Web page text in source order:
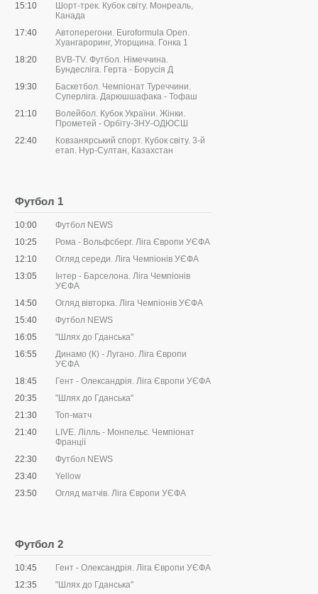
15:10
Шорт-трек. Кубок світу. Монреаль,
Канада
17:40
Автоперегони. Euroformula Open.
Хуангароринг, Угорщина. Гонка 1
18:20
BVB-TV. Футбол. Німеччина.
Бундесліга. Герта - Борусія Д
19:30
Баскетбол. Чемпіонат Туреччини.
Суперліга. Дарюшшафака - Тофаш
21:10
Волейбол. Кубок України. Жінки.
Прометей - Орбіту-ЗНУ-ОДЮСШ
22:40
Ковзанярський спорт. Кубок світу. 3-й
етап. Нур-Султан, Казахстан
Футбол 1
10:00
Футбол NEWS
10:25
Рома - Вольфсберг. Ліга Європи УЄФА
12:10
Огляд середи. Ліга Чемпіонів УЄФА
13:05
Інтер - Барселона. Ліга Чемпіонів
УЄФА
14:50
Огляд вівторка. Ліга Чемпіонів УЄФА
15:40
Футбол NEWS
16:05
"Шлях до Гданська"
16:55
Динамо (К) - Лугано. Ліга Європи
УЄФА
18:45
Гент - Олександрія. Ліга Європи УЄФА
20:35
"Шлях до Гданська"
21:30
Топ-матч
21:40
LIVE. Лілль - Монпельє. Чемпіонат
Франції
22:30
Футбол NEWS
23:40
Yellow
23:50
Огляд матчів. Ліга Європи УЄФА
Футбол 2
10:45
Гент - Олександрія. Ліга Європи УЄФА
12:35
"Шлях до Гданська"